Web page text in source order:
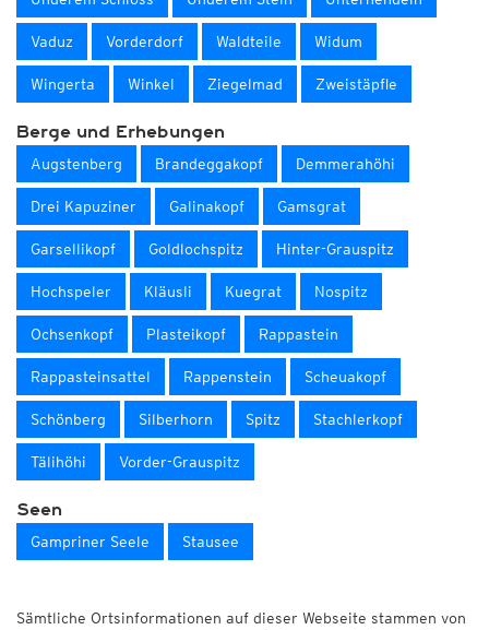
Vaduz Vorderdorf Waldteile Widum
Wingerta Winkel Ziegelmad Zweistäpfle
Berge und Erhebungen
Augstenberg Brandeggakopf Demmerahöhi
Drei Kapuziner Galinakopf Gamsgrat
Garsellikopf Goldlochspitz Hinter-Grauspitz
Hochspeler Kläusli Kuegrat Nospitz
Ochsenkopf Plasteikopf Rappastein
Rappasteinsattel Rappenstein Scheuakopf
Schönberg Silberhorn Spitz Stachlerkopf
Tälihöhi Vorder-Grauspitz
Seen
Gampriner Seele Stausee
Sämtliche Ortsinformationen auf dieser Webseite stammen von